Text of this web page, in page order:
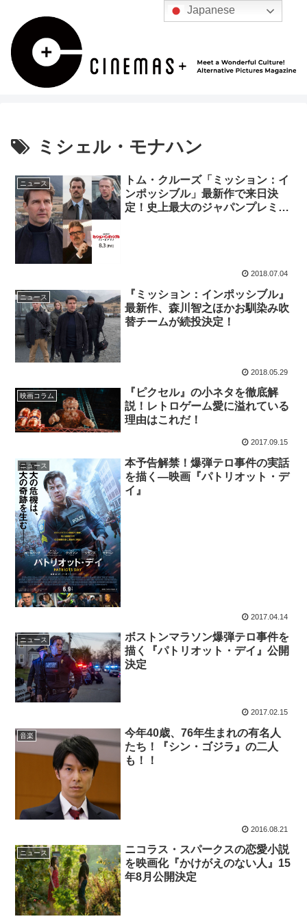
ミシェル・モナハン
ニュース
トム・クルーズ「ミッション：イ
ンポッシブル」最新作で来日決
定！史上最大のジャパンプレミア
2018.07.04
ニュース
『ミッション：インポッシブル』
最新作、森川智之ほかお馴染み吹
替チームが続投決定！
2018.05.29
映画コラム
『ピクセル』の小ネタを徹底解
説！レトロゲーム愛に溢れている
理由はこれだ！
2017.09.15
ニュース
本予告解禁！爆弾テロ事件の実話
を描く―映画『パトリオット・デ
イ』
2017.04.14
ニュース
ボストンマラソン爆弾テロ事件を
描く『パトリオット・デイ』公開
決定
2017.02.15
音楽
今年40歳、76年生まれの有名人
たち！『シン・ゴジラ』の二人
も！！
2016.08.21
ニュース
ニコラス・スパークスの恋愛小説
を映画化『かけがえのない人』15
年8月公開決定
Japanese